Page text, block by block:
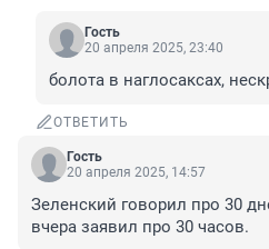
Гость
20 апреля 2025, 23:40
болота в наглосаксах,
ОТВЕТИТЬ
Гость
20 апреля 2025, 14:57
Зеленский говорил про 30
вчера заявил про 30 часов.